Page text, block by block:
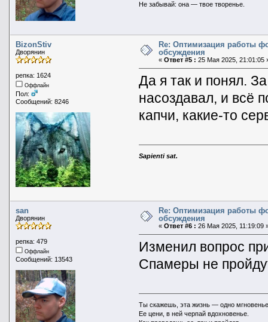
Не забывай: она — твое творенье.
BizonStiv
Дворянин
репка: 1624
Оффлайн
Пол:
Сообщений: 8246
Re: Оптимизация работы
обсуждения
« Ответ #5 : 25 Мая 2025, 21:01:05
Да я так и понял.
насоздавал, и всё
капчи, какие-то
Sapienti sat.
san
Дворянин
репка: 479
Оффлайн
Сообщений: 13543
Re: Оптимизация работы
обсуждения
« Ответ #6 : 26 Мая 2025, 11:19:09
Изменил вопрос
Спамеры не
Ты скажешь, эта жизнь — одно
Ее цени, в ней черпай вдохновенье.